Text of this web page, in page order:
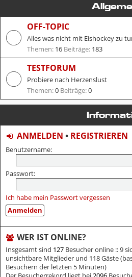
OFF-TOPIC
Alles was nicht mit Eishockey zu
Themen: 16 Beiträge: 183
TESTFORUM
Probiere nach Herzenslust
Themen:0 Beiträge:0
ANMELDEN • REGISTRIEREN
Benutzername:
Passwort:
Ich habe mein Passwort vergessen
WER IST ONLINE?
Insgesamt sind 127 Besucher online :: 9
unsichtbare Mitglieder und 118 Gäste
Besuchern der letzten 5 Minuten)